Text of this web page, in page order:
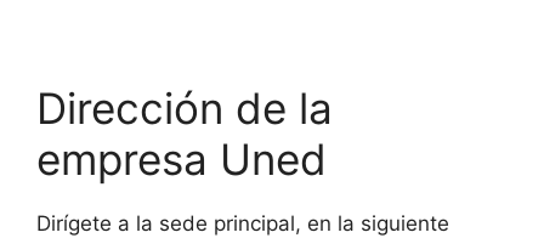
Dirección de la
empresa Uned
Dirígete a la sede principal, en la siguiente